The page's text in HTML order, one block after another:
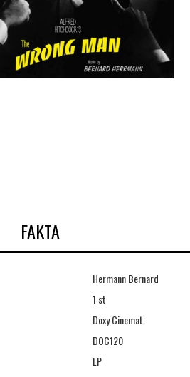
FAKTA
Hermann Bernard
1 st
Doxy Cinemat
DOC120
LP